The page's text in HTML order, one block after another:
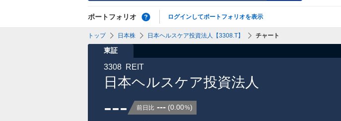
ポートフォリオ ログインしてポートフォリオを表示
トップ 日本株 日本ヘルスケア投資法人【3308.T】 チャート
東証
日本ヘルスケア投資法人
3308 REIT
--- 前日比 --- (0.00%)